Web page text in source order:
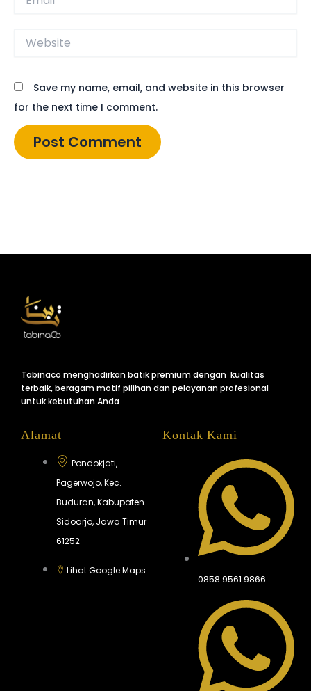
Website
Save my name, email, and website in this browser
for the next time I comment.
Tabinaco menghadirkan batik premium dengan kualitas
terbaik, beragam motif pilihan dan pelayanan profesional
untuk kebutuhan Anda
Alamat
Pondokjati,
Pagerwojo, Kec.
Buduran, Kabupaten
Sidoarjo, Jawa Timur
61252
Lihat Google Maps
Kontak Kami
0858 9561 9866